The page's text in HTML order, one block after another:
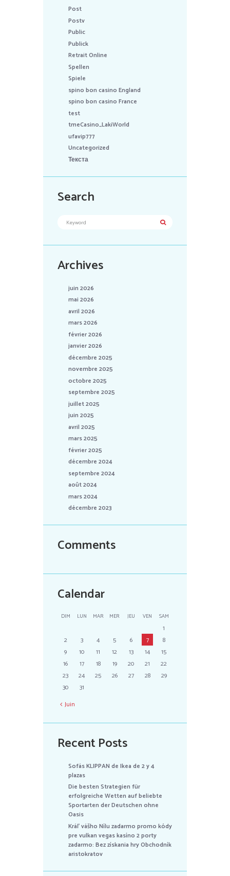
Post
Postv
Public
Publick
Retrait Online
Spellen
Spiele
spino bon casino England
spino bon casino France
test
tmeCasino_LakiWorld
ufavip777
Uncategorized
Текста
Search
Archives
juin 2026
mai 2026
avril 2026
mars 2026
février 2026
janvier 2026
décembre 2025
novembre 2025
octobre 2025
septembre 2025
juillet 2025
juin 2025
avril 2025
mars 2025
février 2025
décembre 2024
septembre 2024
août 2024
mars 2024
décembre 2023
Comments
Calendar
DIM LUN MAR MER JEU VEN SAM
1
2
3 4 5 6 7
8
9
10 11 12 13 14
15
16
17 18 19 20 21
22
23
24 25 26 27 28
29
30
31
Juin
Recent Posts
Sofás KLIPPAN de Ikea de 2 y 4
plazas
Die besten Strategien für
erfolgreiche Wetten auf beliebte
Sportarten der Deutschen ohne
Oasis
Kráľ vášho Nílu zadarmo promo kódy
pre vulkan vegas kasíno 2 porty
zadarmo: Bez získania hry Obchodník
aristokratov